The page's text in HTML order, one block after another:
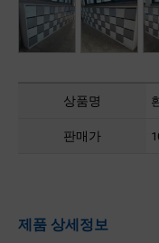
상품명
판매가
제품 상세정보